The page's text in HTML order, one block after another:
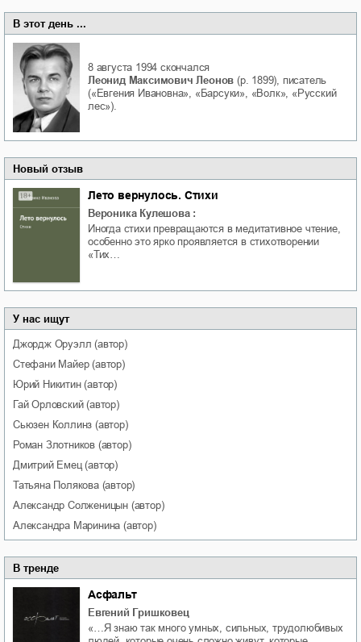
В этот день ...
8 августа 1994 скончался
Леонид Максимович Леонов (р. 1899), писатель
(«Евгения Ивановна», «Барсуки», «Волк», «Русский
лес»).
Новый отзыв
Лето вернулось. Стихи
Вероника Кулешова :
Иногда стихи превращаются в медитативное чтение,
особенно это ярко проявляется в стихотворении
«Тих…
У нас ищут
Джордж Оруэлл (автор)
Стефани Майер(автор)
Юрий Никитин(автор)
Гай Орловский(автор)
Сьюзен Коллинз (автор)
Роман Злотников (автор)
Дмитрий Емец(автор)
Татьяна Полякова(автор)
Александр Солженицын (автор)
Александра Маринина (автор)
В тренде
Асфальт
Евгений Гришковец
«…Я знаю так много умных, сильных, трудолюбивых